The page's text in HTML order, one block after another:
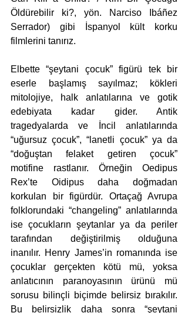
Öldürebilir ki?, yön. Narciso Ibáñez
Serrador) gibi İspanyol kült korku
filmlerini tanırız.
Elbette “şeytani çocuk” figürü tek bir
eserle başlamış sayılmaz; kökleri
mitolojiye, halk anlatılarına ve gotik
edebiyata kadar gider. Antik
tragedyalarda ve İncil anlatılarında
“uğursuz çocuk”, “lanetli çocuk” ya da
“doğuştan felaket getiren çocuk”
motifine rastlanır. Örneğin Oedipus
Rex’te Oidipus daha doğmadan
korkulan bir figürdür. Ortaçağ Avrupa
folklorundaki “changeling” anlatılarında
ise çocukların şeytanlar ya da periler
tarafından değiştirilmiş olduğuna
inanılır. Henry James’in romanında ise
çocuklar gerçekten kötü mü, yoksa
anlatıcının paranoyasının ürünü mü
sorusu bilinçli biçimde belirsiz bırakılır.
Bu belirsizlik daha sonra “şeytani